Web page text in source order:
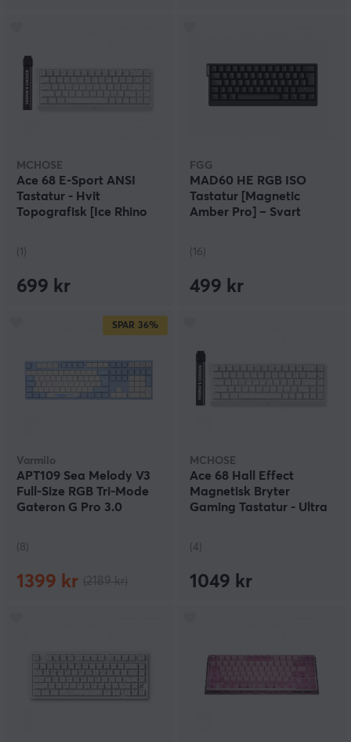
MCHOSE
Ace 68 E-Sport ANSI
Tastatur - Hvit
Topografisk [Ice Rhino
(1)
699 kr
FGG
MAD60 HE RGB ISO
Tastatur [Magnetic
Amber Pro] – Svart
(16)
499 kr
SPAR 36%
Varmilo
APT109 Sea Melody V3
Full-Size RGB Tri-Mode
Gateron G Pro 3.0
(8)
1399 kr
MCHOSE
Ace 68 Hall Effect
Magnetisk Bryter
Gaming Tastatur - Ultra
(4)
1049 kr